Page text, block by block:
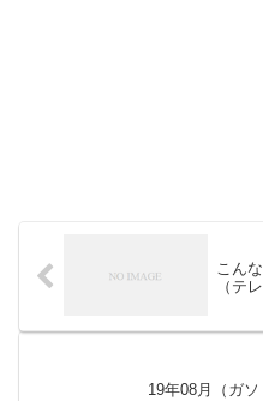
こん
（テ
19年08月（ガソ